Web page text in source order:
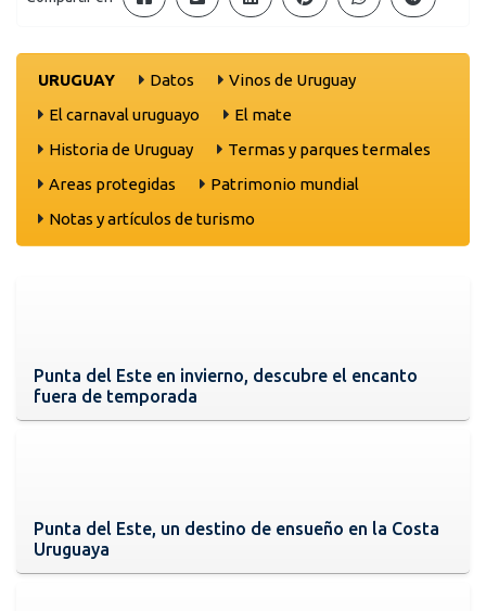
URUGUAY Datos
Vinos de Uruguay
El carnaval uruguayo
El mate
Historia de Uruguay
Termas y parques termales
Areas protegidas
Patrimonio mundial
Notas y artículos de turismo
Punta del Este en invierno, descubre el encanto
fuera de temporada
Punta del Este, un destino de ensueño en la Costa
Uruguaya